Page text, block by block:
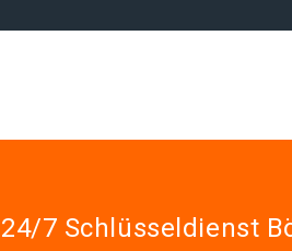
24/7 Schlüsseldienst